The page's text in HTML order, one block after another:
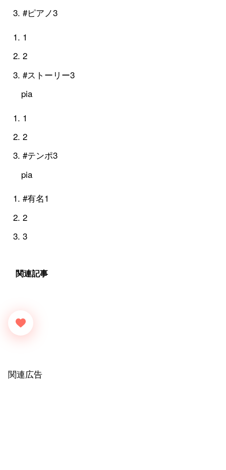
#ピアノ3
1
2
#ストーリー3
pia
1
2
#テンポ3
pia
#有名1
2
3
関連記事
関連広告